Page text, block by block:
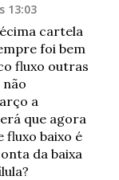
13:03
cartela
foi bem
fluxo outras
a
que agora
fluxo baixo é
da baixa